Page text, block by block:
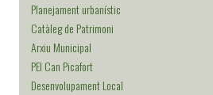
Planejament urbanístic
Catàleg de Patrimoni
Arxiu Municipal
PEI Can Picafort
Desenvolupament Local